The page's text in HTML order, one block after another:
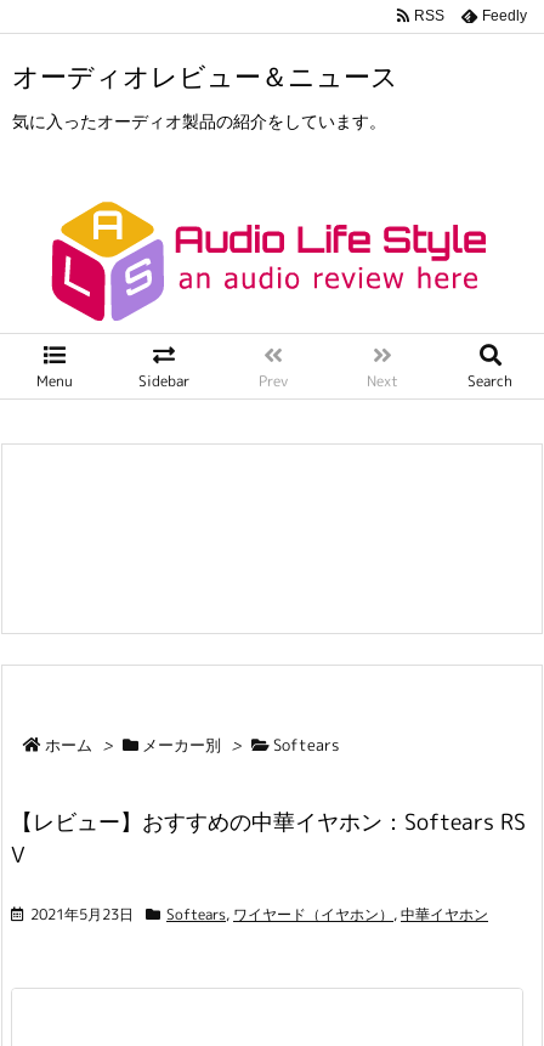
オーディオレビュー＆ニュース
気に入ったオーディオ製品の紹介をしています。
Menu Sidebar Prev Next Search
RSS Feedly
ホーム > メーカー別 > Softears
【レビュー】おすすめの中華イヤホン：Softears RS
V
2021年5月23日 Softears, ワイヤード（イヤホン） ,中華イヤホン